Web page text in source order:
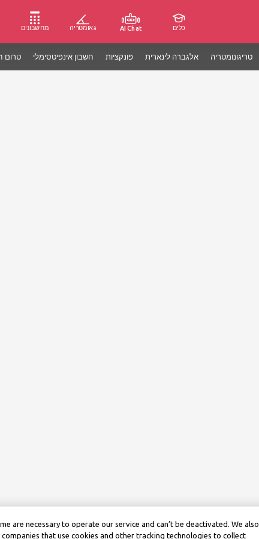
מחשבונים גאומטריה AI Chat כלים
טרום חשבון אינפיטסימלי פונקציות אלגברה לינארית טריגונומטריה
are necessary to operate our service and can’t be deactivated. We also
that use cookies and other tracking technologies to collect